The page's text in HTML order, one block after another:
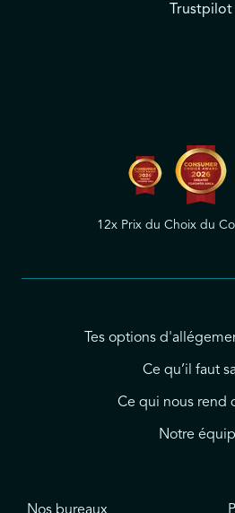
Trustpilot
12x Prix du Choix du
Tes options
Ce qu’il faut
Ce qui nous rend
Notre